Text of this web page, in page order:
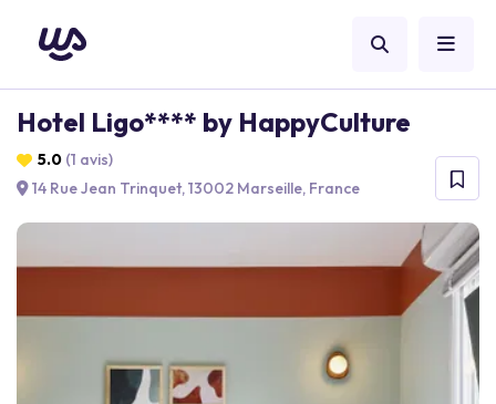
Hotel Ligo**** by HappyCulture
5.0 (1 avis)
14 Rue Jean Trinquet, 13002 Marseille, France